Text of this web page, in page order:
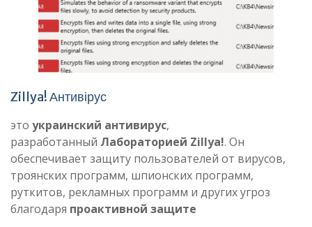
Zillya! Антивірус
это украинский антивирус,
разработанный Лабораторией Zillya!. Он
обеспечивает защиту пользователей от вирусов,
троянских программ, шпионских программ,
руткитов, рекламных программ и других угроз
благодаря проактивной защите